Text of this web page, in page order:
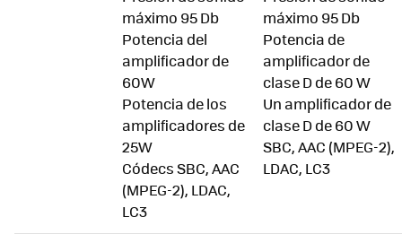
máximo 95 Db
Potencia del
amplificador de
60W
Potencia de los
amplificadores de
25W
Códecs SBC, AAC
(MPEG-2), LDAC,
LC3
máximo 95 Db
Potencia de
amplificador de
clase D de 60 W
Un amplificador de
clase D de 60 W
SBC, AAC (MPEG-2),
LDAC, LC3